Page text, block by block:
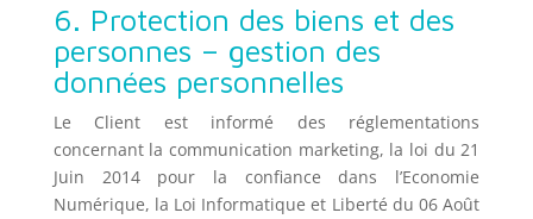
6. Protection des biens et des
personnes – gestion des
données personnelles
Le Client est informé des réglementations
concernant la communication marketing, la loi du 21
Juin 2014 pour la confiance dans l’Economie
Numérique, la Loi Informatique et Liberté du 06 Août